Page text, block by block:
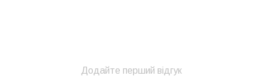
Додайте перший відгук